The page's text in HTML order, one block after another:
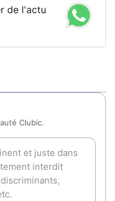
de l'actu
Clubic.